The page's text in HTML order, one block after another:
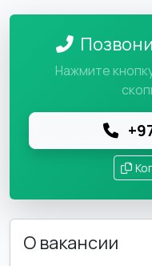
Нажмите
О вакансии